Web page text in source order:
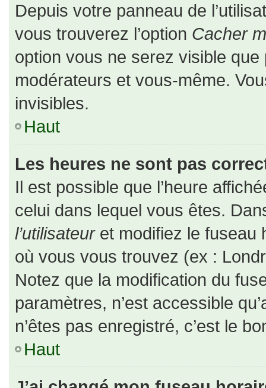
Depuis votre panneau de
vous trouverez l’option Cacher
option vous ne serez visible
modérateurs et vous-même.
invisibles.
Haut
Les heures ne sont pas
Il est possible que l’heure
celui dans lequel vous êtes.
l’utilisateuret modifiez le fuseau
où vous vous trouvez (ex :
Notez que la modification du
paramètres, n’est accessible
n’êtes pas enregistré, c’est le
Haut